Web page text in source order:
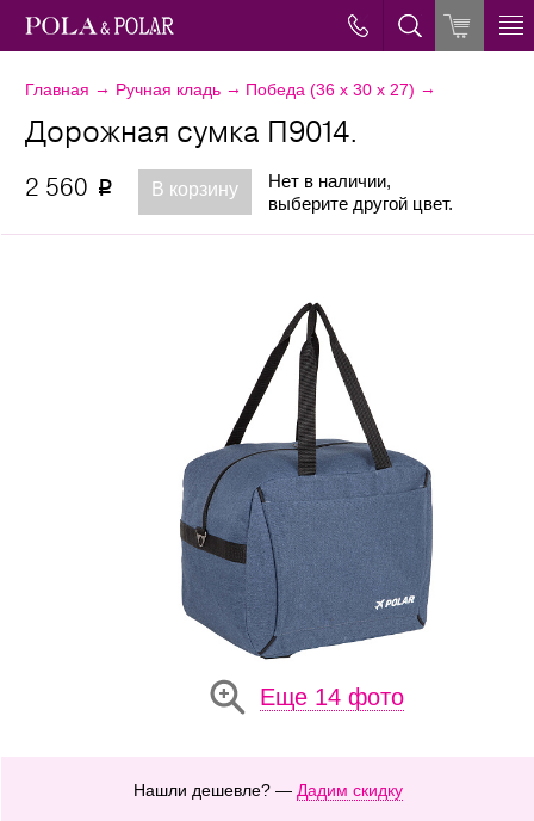
Главная → Ручная кладь → Победа (36 х 30 х 27) →
Еще 14 фото
Дорожная сумка П9014.
2 560 p В корзину
Нет в наличии,
выберите другой цвет.
Нашли дешевле? — Дадим скидку